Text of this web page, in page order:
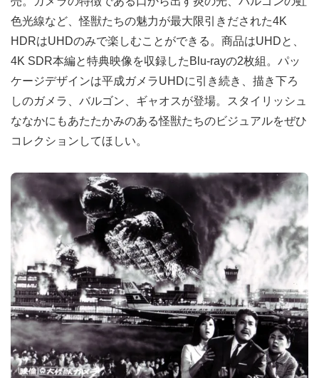
色光線など、怪獣たちの魅力が最大限引きだされた4K
HDRはUHDのみで楽しむことができる。商品はUHDと、
4K SDR本編と特典映像を収録したBlu-rayの2枚組。パッ
ケージデザインは平成ガメラUHDに引き続き、描き下ろ
しのガメラ、バルゴン、ギャオスが登場。スタイリッシュ
ななかにもあたたかみのある怪獣たちのビジュアルをぜひ
コレクションしてほしい。